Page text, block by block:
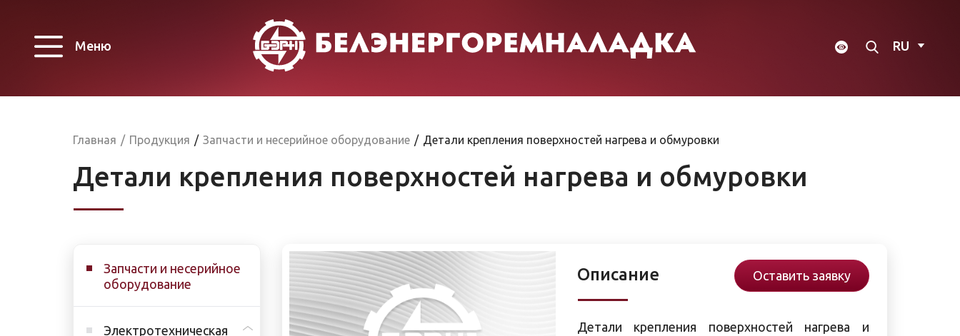
Меню RU
Главная / Продукция / Запчасти и несерийное оборудование / Детали крепления поверхностей нагрева и обмуровки
Детали крепления поверхностей нагрева и обмуровки
Запчасти и несерийное
оборудование
Электротехническая
Описание Оставить заявку
Детали крепления поверхностей нагрева и